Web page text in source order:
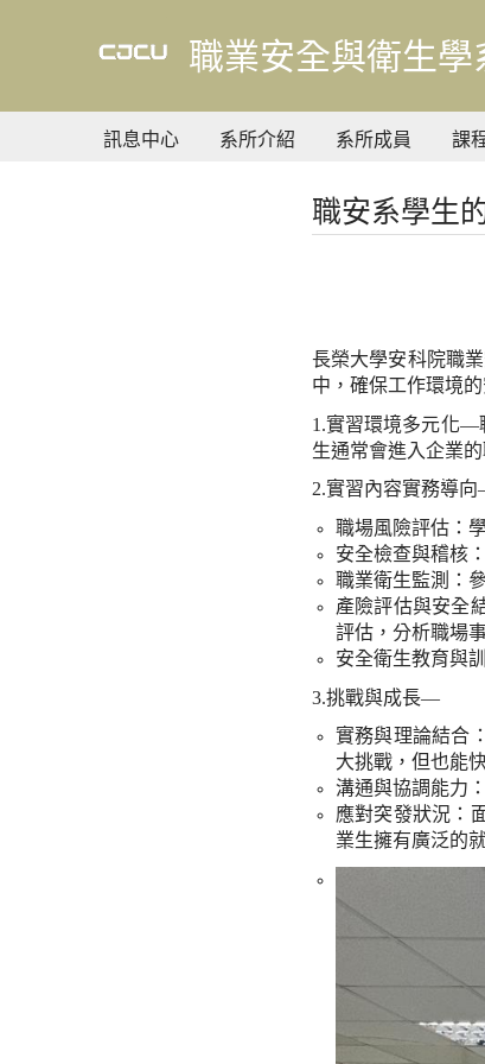
要
容
職業安全與衛生學
訊息中心 系所介紹 系所成員 課
職安系學生
長榮大學安科院職
中，確保工作環境
1.實習環境多元化—
生通常會進入企業
2.實習內容實務導向
職場風險評估：
安全檢查與稽核
職業衛生監測：
產險評估與安全
評估，分析職場
安全衛生教育與
3.挑戰與成長—
實務與理論結合
大挑戰，但也能
溝通與協調能力
應對突發狀況：
業生擁有廣泛的